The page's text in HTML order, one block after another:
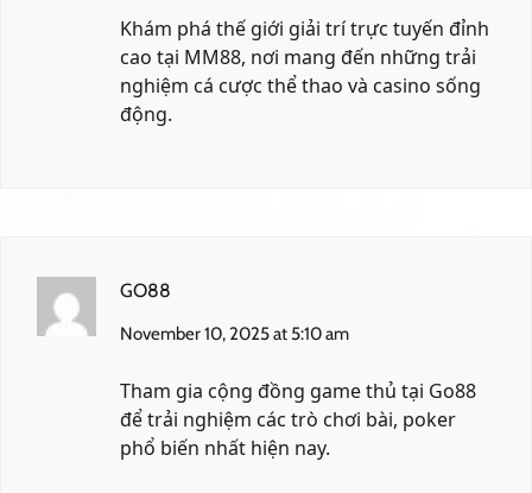
Khám phá thế giới giải trí trực tuyến đỉnh
cao tại MM88, nơi mang đến những trải
nghiệm cá cược thể thao và casino sống
động.
GO88
November 10, 2025 at 5:10 am
Tham gia cộng đồng game thủ tại Go88
để trải nghiệm các trò chơi bài, poker
phổ biến nhất hiện nay.